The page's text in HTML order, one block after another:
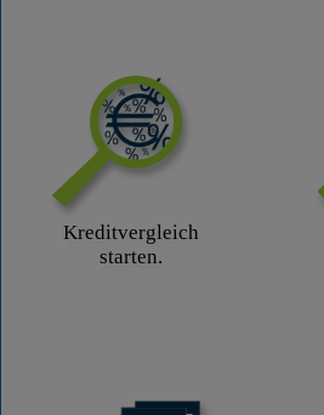
Kreditvergleich
starten.